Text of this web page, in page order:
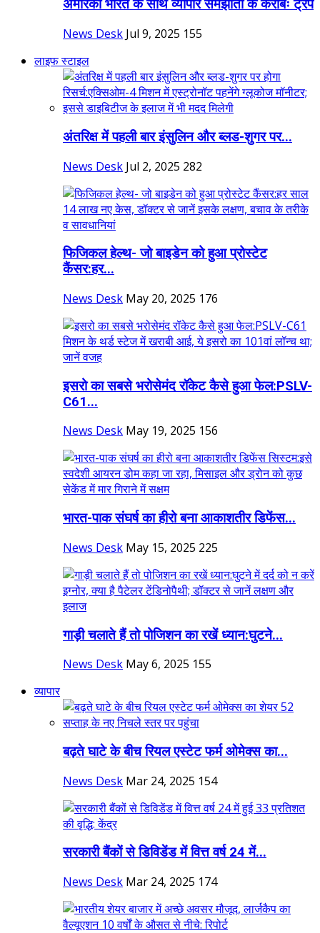
अमेरिका भारत के साथ व्यापार समझौता के करीबः ट्रंप
News Desk Jul 9, 2025 155
लाइफ स्टाइल
अंतरिक्ष में पहली बार इंसुलिन और ब्लड-शुगर पर...
News Desk Jul 2, 2025 282
फिजिकल हेल्थ- जो बाइडेन को हुआ प्रोस्टेट
कैंसर:हर...
News Desk May 20, 2025 176
इसरो का सबसे भरोसेमंद रॉकेट कैसे हुआ फेल:PSLV-
C61...
News Desk May 19, 2025 156
भारत-पाक संघर्ष का हीरो बना ​​​​​​​आकाशतीर डिफेंस...
News Desk May 15, 2025 225
गाड़ी चलाते हैं तो पोजिशन का रखें ध्यान:घुटने...
News Desk May 6, 2025 155
व्यापार
बढ़ते घाटे के बीच रियल एस्टेट फर्म ओमेक्स का...
News Desk Mar 24, 2025 154
सरकारी बैंकों से डिविडेंड में वित्त वर्ष 24 में...
News Desk Mar 24, 2025 174